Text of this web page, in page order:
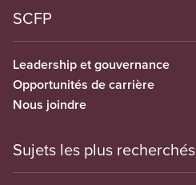
SCFP
Leadership et gouvernance
Opportunités de carrière
Nous joindre
Sujets les plus recherchés